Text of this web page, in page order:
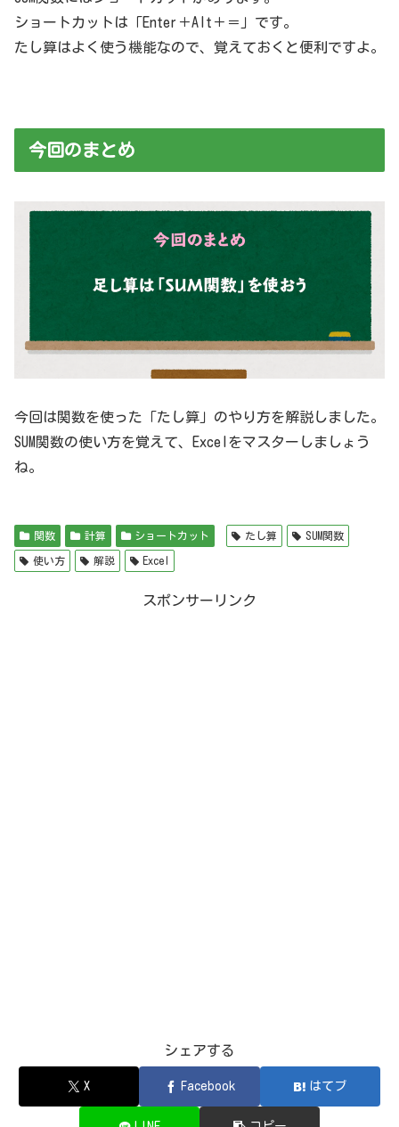
ショートカットは「Enter＋Alt＋＝」です。
たし算はよく使う機能なので、覚えておくと便利ですよ。
今回のまとめ
今回は関数を使った「たし算」のやり方を解説しました。
SUM関数の使い方を覚えて、Excelをマスターしましょう
ね。
関数 計算 ショートカット たし算 SUM関数
使い方 解説 Excel
スポンサーリンク
シェアする
X Facebook はてブ